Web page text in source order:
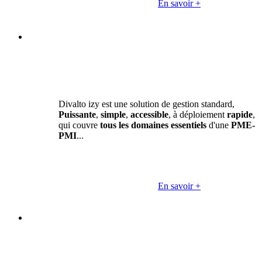
En savoir +
Divalto izy est une solution de gestion standard,
Puissante, simple, accessible, à déploiement rapide,
qui couvre tous les domaines essentiels d'une PME-
PMI...
En savoir +